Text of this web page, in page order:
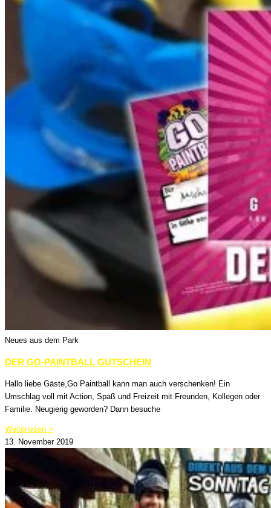
Neues aus dem Park
DER GO-PAINTBALL GUTSCHEIN
Hallo liebe Gäste,Go Paintball kann man auch verschenken! Ein
Umschlag voll mit Action, Spaß und Freizeit mit Freunden, Kollegen oder
Familie. Neugierig geworden? Dann besuche
Weiterlesen >
13. November 2019